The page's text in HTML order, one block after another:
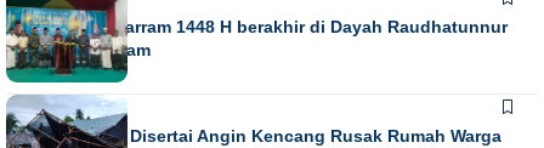
Gebyar Muharram 1448 H berakhir di Dayah Raudhatunnur
Alharuni Nisam
NEWS
Hujan Lebat Disertai Angin Kencang Rusak Rumah Warga